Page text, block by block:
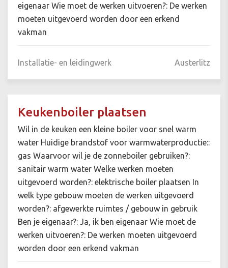
eigenaar Wie moet de werken uitvoeren?: De werken
moeten uitgevoerd worden door een erkend
vakman
Installatie- en leidingwerk Austerlitz
Keukenboiler plaatsen
Wil in de keuken een kleine boiler voor snel warm
water Huidige brandstof voor warmwaterproductie::
gas Waarvoor wil je de zonneboiler gebruiken?:
sanitair warm water Welke werken moeten
uitgevoerd worden?: elektrische boiler plaatsen In
welk type gebouw moeten de werken uitgevoerd
worden?: afgewerkte ruimtes / gebouw in gebruik
Ben je eigenaar?: Ja, ik ben eigenaar Wie moet de
werken uitvoeren?: De werken moeten uitgevoerd
worden door een erkend vakman